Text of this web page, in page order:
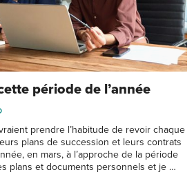
période de l’année
prendre l’habitude de revoir chaque
plans de succession et leurs contrats
en mars, à l’approche de la période
plans et documents personnels et je …